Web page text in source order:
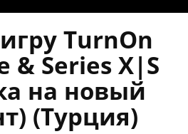
TurnOn
& Series X|S
на новый
(Турция)